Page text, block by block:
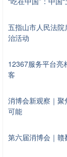
五指山市人民法院
治活动
12367服务平台亮
客
消博会新观察｜
可能
第六届消博会｜